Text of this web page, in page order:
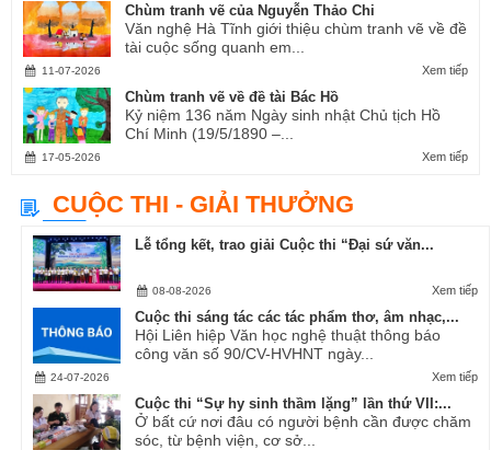
Chùm tranh vẽ của Nguyễn Thảo Chi
Văn nghệ Hà Tĩnh giới thiệu chùm tranh vẽ về đề
tài cuộc sống quanh em...
Xem tiếp
11-07-2026
Chùm tranh vẽ về đề tài Bác Hồ
Kỷ niệm 136 năm Ngày sinh nhật Chủ tịch Hồ
Chí Minh (19/5/1890 –...
Xem tiếp
17-05-2026
CUỘC THI - GIẢI THƯỞNG
Lễ tổng kết, trao giải Cuộc thi “Đại sứ văn...
Xem tiếp
08-08-2026
Cuộc thi sáng tác các tác phẩm thơ, âm nhạc,...
Hội Liên hiệp Văn học nghệ thuật thông báo
công văn số 90/CV-HVHNT ngày...
Xem tiếp
24-07-2026
Cuộc thi “Sự hy sinh thầm lặng” lần thứ VII:...
Ở bất cứ nơi đâu có người bệnh cần được chăm
sóc, từ bệnh viện, cơ sở...